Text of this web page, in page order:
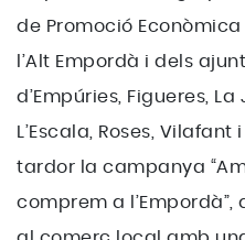
de Promoció
l’Alt Empordà i dels
d’Empúries, Figueres, La
L’Escala, Roses,
tardor la campanya
comprem a